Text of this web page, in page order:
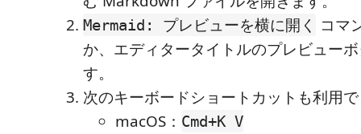
Mermaid: プレビューを横に開く
コマ
か、エディタータイトルのプレビュー
す。
次のキーボードショートカットも利用
macOS： Cmd+K V